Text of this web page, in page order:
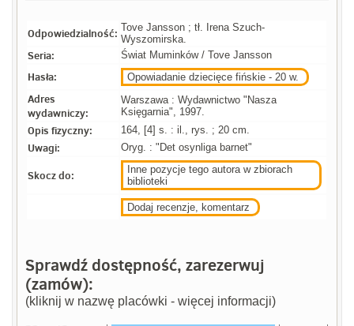
Odpowiedzialność: Tove Jansson ; tł. Irena Szuch-
Wyszomirska.
Seria: Świat Muminków / Tove Jansson
Hasła: Opowiadanie dziecięce fińskie - 20 w.
Adres
wydawniczy:
Warszawa : Wydawnictwo "Nasza
Księgarnia", 1997.
Opis fizyczny: 164, [4] s. : il., rys. ; 20 cm.
Uwagi: Oryg. : "Det osynliga barnet"
Skocz do:
Inne pozycje tego autora w zbiorach
biblioteki
Dodaj recenzje, komentarz
Sprawdź dostępność, zarezerwuj
(zamów):
(kliknij w nazwę placówki - więcej informacji)